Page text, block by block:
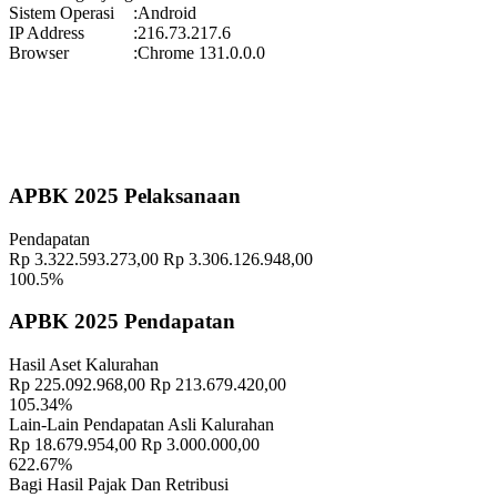
Geografis 10 November 2021
Memahami Peran dan Makna Rois dalam Pembinaan Rois di
Kalurahan Wukirsari 02 April 2024
Sampai Saat Ini 21 November 2022
Koordinator
Pekan Olahraga Kalurahan Wukirsari 2025 Segera Hadir!
Sistem Operasi
:Android
IP Address
:216.73.217.6
Browser
:Chrome 131.0.0.0
APBK 2025 Pelaksanaan
Pendapatan
Rp 3.322.593.273,00 Rp 3.306.126.948,00
100.5%
APBK 2025 Pendapatan
Hasil Aset Kalurahan
Rp 225.092.968,00 Rp 213.679.420,00
105.34%
Lain-Lain Pendapatan Asli Kalurahan
Rp 18.679.954,00 Rp 3.000.000,00
622.67%
Bagi Hasil Pajak Dan Retribusi